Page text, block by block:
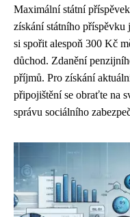
Maximální státní
získání státního
si spořit alespoň 300 Kč
důchod. Zdanění
příjmů. Pro získání
připojištění se obraťte na
správu sociálního